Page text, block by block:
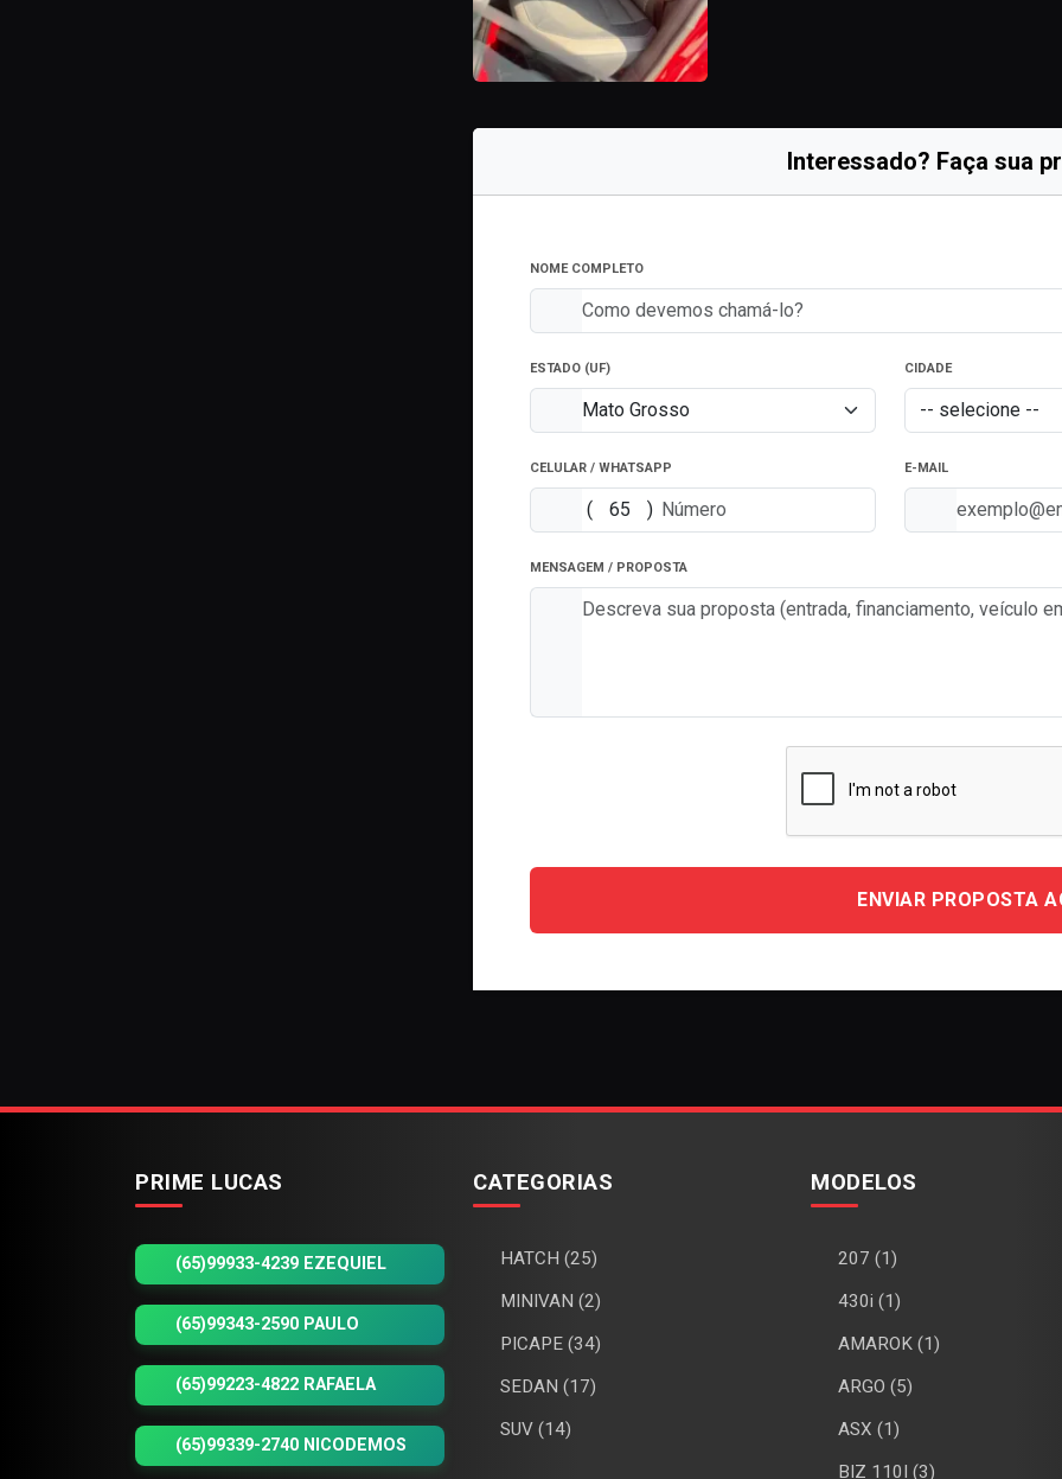
Interessado? Faça sua
NOME COMPLETO
ESTADO (UF) CIDADE
CELULAR / WHATSAPP
( )
E-MAIL
MENSAGEM / PROPOSTA
ENVIAR PROPOSTA
PRIME LUCAS
(65)99933-4239 EZEQUIEL
(65)99343-2590 PAULO
(65)99223-4822 RAFAELA
(65)99339-2740 NICODEMOS
CATEGORIAS
HATCH (25)
MINIVAN (2)
PICAPE (34)
SEDAN (17)
SUV (14)
MODELOS
207 (1)
430i (1)
AMAROK (1)
ARGO (5)
ASX (1)
BIZ 110I (3)